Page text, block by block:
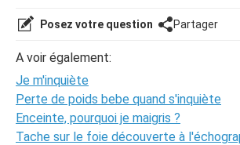
Posez votre question Partager
A voir également:
Je m'inquiète
Perte de poids bebe quand s'inquiète
Enceinte, pourquoi je maigris ?
Tache sur le foie découverte à